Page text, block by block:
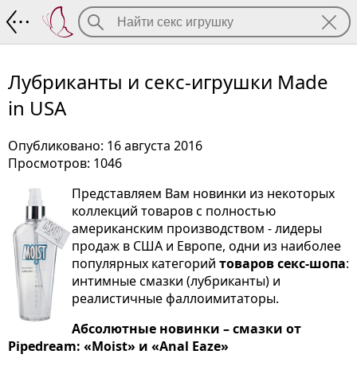
Лубриканты и секс-игрушки Made
in USA
Опубликовано: 16 августа 2016
Просмотров: 1046
Представляем Вам новинки из некоторых
коллекций товаров с полностью
американским производством - лидеры
продаж в США и Европе, одни из наиболее
популярных категорий товаров секс-шопа:
интимные смазки (лубриканты) и
реалистичные фаллоимитаторы.
Абсолютные новинки – смазки от
Pipedream: «Moist» и «Anal Eaze»
Лубриканты и секс-игрушки Made in